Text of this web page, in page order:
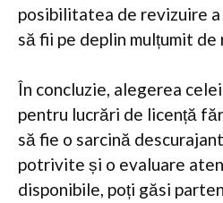
posibilitatea de revizuire
să fii pe deplin mulțumit de
În concluzie, alegerea
pentru lucrări de licență
să fie o sarcină
potrivite și o evaluare
disponibile, poți găsi